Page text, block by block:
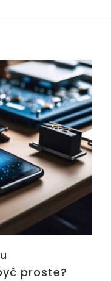
proste?